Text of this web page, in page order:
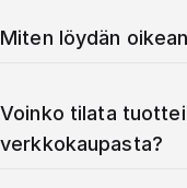
Miten löydän
Voinko tilata
verkkokaupasta?